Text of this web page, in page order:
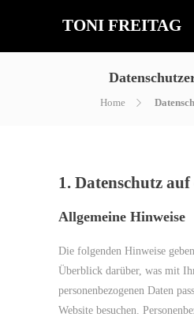
TONI FREITAG
Home
1. Datenschutz
Allgemeine Hinweise
Die folgenden Hinweise
Überblick darüber, was mit
personenbezogenen Daten
Website besuchen.